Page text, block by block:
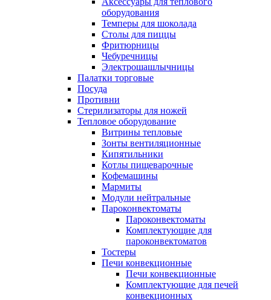
оборудования
Темперы для шоколада
Столы для пиццы
Фритюрницы
Чебуречницы
Электрошашлычницы
Палатки торговые
Посуда
Противни
Стерилизаторы для ножей
Тепловое оборудование
Витрины тепловые
Зонты вентиляционные
Кипятильники
Котлы пищеварочные
Кофемашины
Мармиты
Модули нейтральные
Пароконвектоматы
Пароконвектоматы
Комплектующие для
пароконвектоматов
Тостеры
Печи конвекционные
Печи конвекционные
Комплектующие для печей
конвекционных